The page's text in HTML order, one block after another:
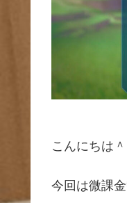
こんにちは
今回は微課